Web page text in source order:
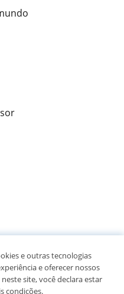
de alunos
e outras tecnologias
e oferecer nossos
site, você declara estar
condições.